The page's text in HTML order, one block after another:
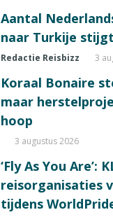
Aantal
naar Turkije
Redactie Reisbizz 3
Koraal Bonaire
maar
hoop
3 augustus 2026
‘Fly As You Are’:
reisorganisaties
tijdens